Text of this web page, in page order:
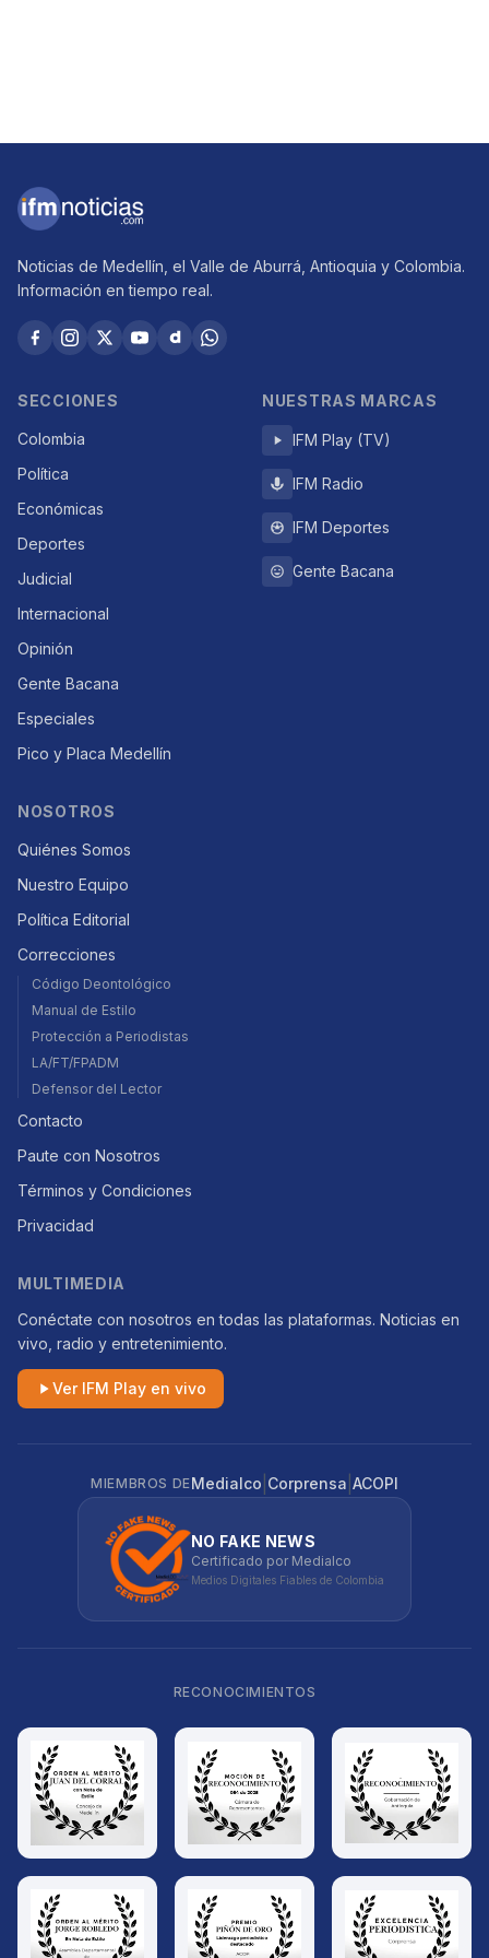
Noticias de Medellín, el Valle de Aburrá, Antioquia y Colombia.
Información en tiempo real.
SECCIONES
Colombia
Política
Económicas
Deportes
Judicial
Internacional
Opinión
Gente Bacana
Especiales
Pico y Placa Medellín
NUESTRAS MARCAS
IFM Play (TV)
IFM Radio
IFM Deportes
Gente Bacana
NOSOTROS
Quiénes Somos
Nuestro Equipo
Política Editorial
Correcciones
Código Deontológico
Manual de Estilo
Protección a Periodistas
LA/FT/FPADM
Defensor del Lector
Contacto
Paute con Nosotros
Términos y Condiciones
Privacidad
MULTIMEDIA
Conéctate con nosotros en todas las plataformas. Noticias en
vivo, radio y entretenimiento.
Ver IFM Play en vivo
MIEMBROS DEMedialco Corprensa ACOPI
NO FAKE NEWS
Certificado por Medialco
Medios Digitales Fiables de Colombia
RECONOCIMIENTOS